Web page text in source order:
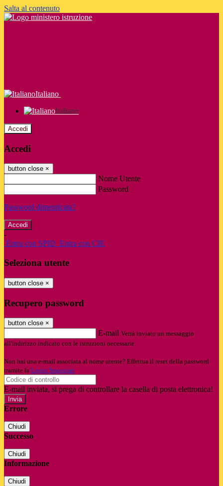
Salta al contenuto
Italiano
Italiano
Accedi
Accedi
button close ×
Nome Utente
Password
Password dimenticata?
-
Entra con SPID Entra con CIE
Seleziona utente
button close ×
Recupero password
button close ×
E-mail Verrà inviato un messaggio
all'indirizzo indicato con le istruzioni necessarie.
Non hai una e-mail associata al nome utente? Effettua il reset della password
tramite la Login Spaggiari
E-mail inviata, si prega di controllare la casella di posta elettronica!
Errore
Chiudi
Successo
Chiudi
Informazione
Chiudi